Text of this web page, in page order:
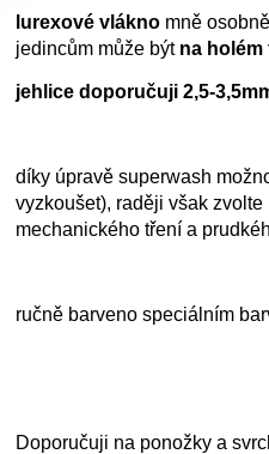
lurexové vlákno mně
jedincům může být na holém
jehlice doporučuji 2,5-
díky úpravě superwash
vyzkoušet), raději však
mechanického tření a
ručně barveno speciálním
Doporučuji na ponožky a